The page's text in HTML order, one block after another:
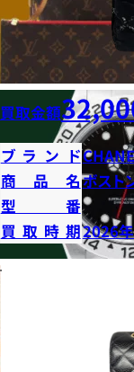
買取金額
ブランド
商品名ボスト
型番
買取時期2026